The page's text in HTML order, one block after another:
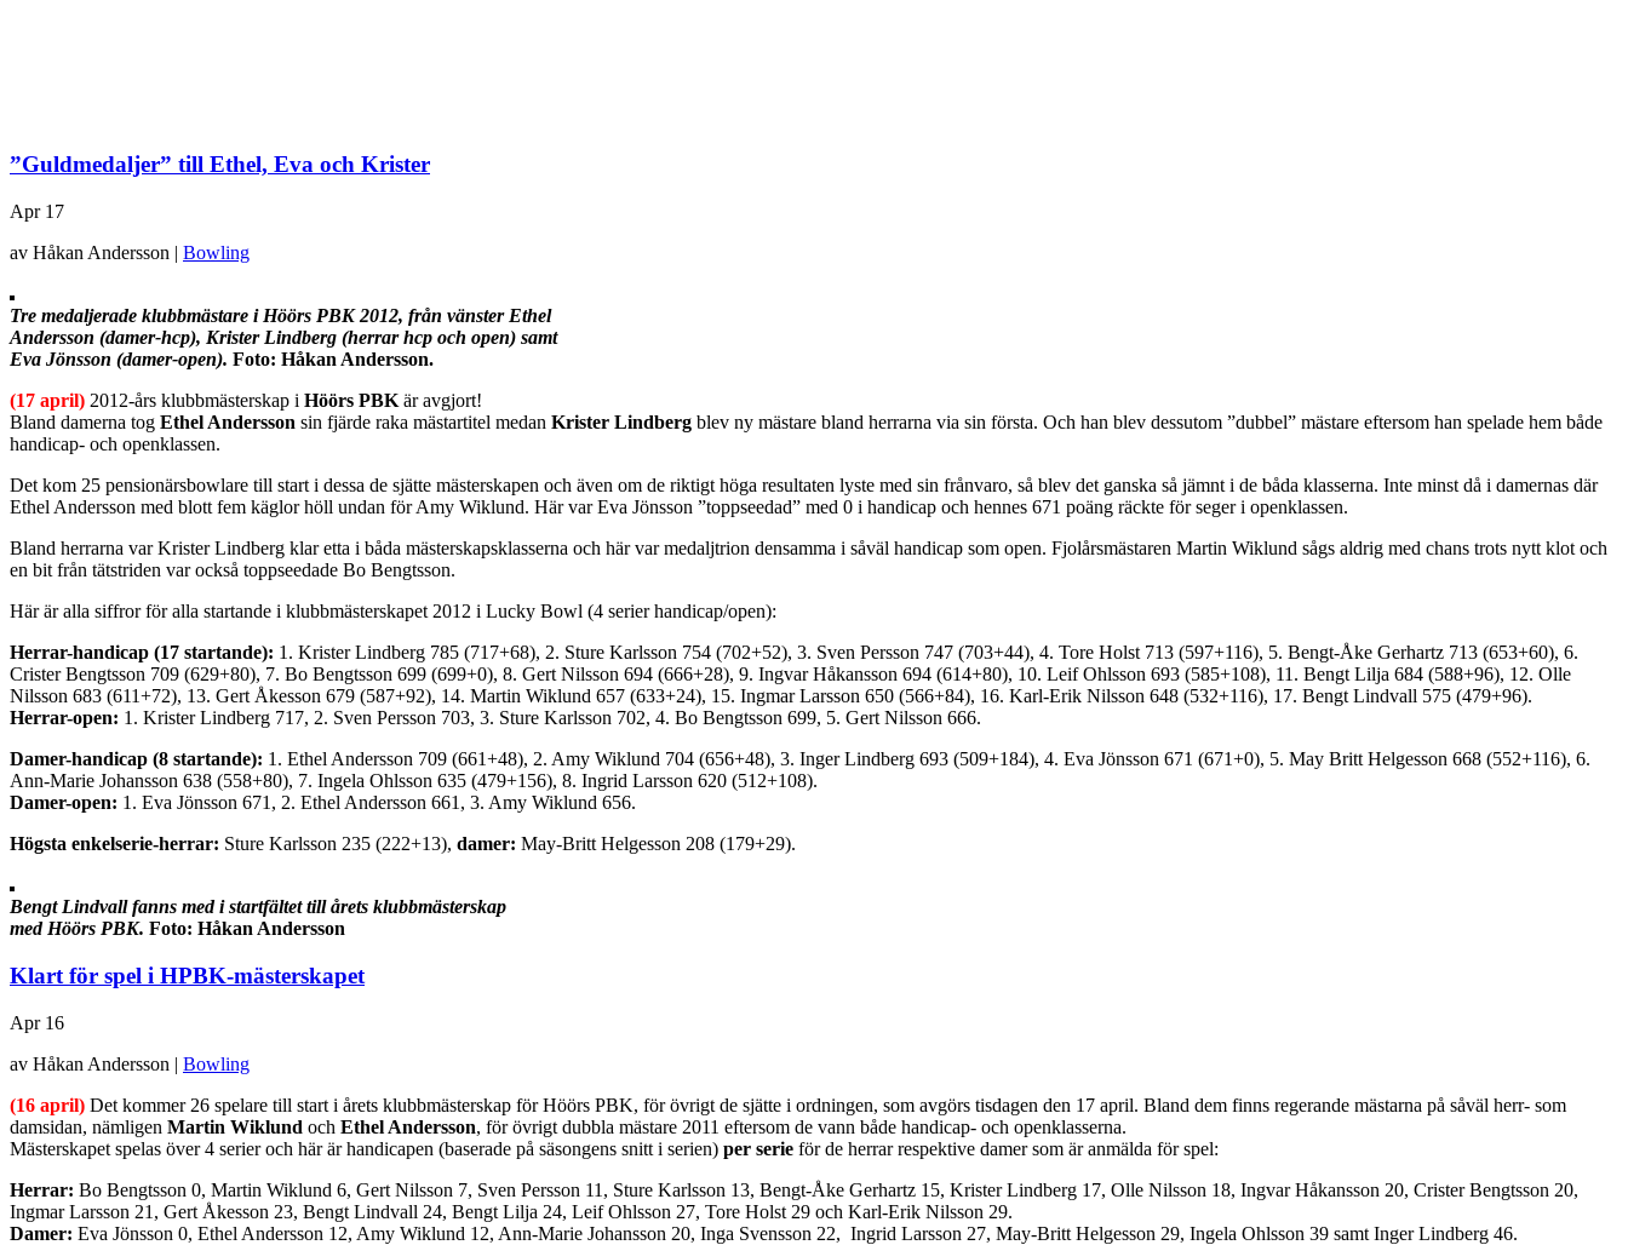
”Guldmedaljer” till Ethel, Eva och Krister
Apr 17
av Håkan Andersson | Bowling
Tre medaljerade klubbmästare i Höörs PBK 2012, från vänster Ethel
Andersson (damer-hcp), Krister Lindberg (herrar hcp och open) samt
Eva Jönsson (damer-open). Foto: Håkan Andersson.
(17 april) 2012-års klubbmästerskap i Höörs PBK är avgjort!
Bland damerna tog Ethel Andersson sin fjärde raka mästartitel medan Krister Lindberg blev ny mästare bland herrarna via sin första. Och han blev dessutom ”dubbel” mästare eftersom han spelade hem både
handicap- och openklassen.
Det kom 25 pensionärsbowlare till start i dessa de sjätte mästerskapen och även om de riktigt höga resultaten lyste med sin frånvaro, så blev det ganska så jämnt i de båda klasserna. Inte minst då i damernas där
Ethel Andersson med blott fem käglor höll undan för Amy Wiklund. Här var Eva Jönsson ”toppseedad” med 0 i handicap och hennes 671 poäng räckte för seger i openklassen.
Bland herrarna var Krister Lindberg klar etta i båda mästerskapsklasserna och här var medaljtrion densamma i såväl handicap som open. Fjolårsmästaren Martin Wiklund sågs aldrig med chans trots nytt klot och
en bit från tätstriden var också toppseedade Bo Bengtsson.
Här är alla siffror för alla startande i klubbmästerskapet 2012 i Lucky Bowl (4 serier handicap/open):
Herrar-handicap (17 startande): 1. Krister Lindberg 785 (717+68), 2. Sture Karlsson 754 (702+52), 3. Sven Persson 747 (703+44), 4. Tore Holst 713 (597+116), 5. Bengt-Åke Gerhartz 713 (653+60), 6.
Crister Bengtsson 709 (629+80), 7. Bo Bengtsson 699 (699+0), 8. Gert Nilsson 694 (666+28), 9. Ingvar Håkansson 694 (614+80), 10. Leif Ohlsson 693 (585+108), 11. Bengt Lilja 684 (588+96), 12. Olle
Nilsson 683 (611+72), 13. Gert Åkesson 679 (587+92), 14. Martin Wiklund 657 (633+24), 15. Ingmar Larsson 650 (566+84), 16. Karl-Erik Nilsson 648 (532+116), 17. Bengt Lindvall 575 (479+96).
Herrar-open: 1. Krister Lindberg 717, 2. Sven Persson 703, 3. Sture Karlsson 702, 4. Bo Bengtsson 699, 5. Gert Nilsson 666.
Damer-handicap (8 startande): 1. Ethel Andersson 709 (661+48), 2. Amy Wiklund 704 (656+48), 3. Inger Lindberg 693 (509+184), 4. Eva Jönsson 671 (671+0), 5. May Britt Helgesson 668 (552+116), 6.
Ann-Marie Johansson 638 (558+80), 7. Ingela Ohlsson 635 (479+156), 8. Ingrid Larsson 620 (512+108).
Damer-open: 1. Eva Jönsson 671, 2. Ethel Andersson 661, 3. Amy Wiklund 656.
Högsta enkelserie-herrar: Sture Karlsson 235 (222+13), damer: May-Britt Helgesson 208 (179+29).
Bengt Lindvall fanns med i startfältet till årets klubbmästerskap
med Höörs PBK. Foto: Håkan Andersson
Klart för spel i HPBK-mästerskapet
Apr 16
av Håkan Andersson | Bowling
(16 april) Det kommer 26 spelare till start i årets klubbmästerskap för Höörs PBK, för övrigt de sjätte i ordningen, som avgörs tisdagen den 17 april. Bland dem finns regerande mästarna på såväl herr- som
damsidan, nämligen Martin Wiklund och Ethel Andersson, för övrigt dubbla mästare 2011 eftersom de vann både handicap- och openklasserna.
Mästerskapet spelas över 4 serier och här är handicapen (baserade på säsongens snitt i serien) per serie för de herrar respektive damer som är anmälda för spel:
Herrar: Bo Bengtsson 0, Martin Wiklund 6, Gert Nilsson 7, Sven Persson 11, Sture Karlsson 13, Bengt-Åke Gerhartz 15, Krister Lindberg 17, Olle Nilsson 18, Ingvar Håkansson 20, Crister Bengtsson 20,
Ingmar Larsson 21, Gert Åkesson 23, Bengt Lindvall 24, Bengt Lilja 24, Leif Ohlsson 27, Tore Holst 29 och Karl-Erik Nilsson 29.
Damer: Eva Jönsson 0, Ethel Andersson 12, Amy Wiklund 12, Ann-Marie Johansson 20, Inga Svensson 22, Ingrid Larsson 27, May-Britt Helgesson 29, Ingela Ohlsson 39 samt Inger Lindberg 46.